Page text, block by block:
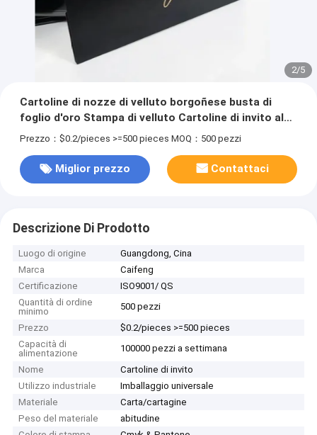
3/5
Cartoline di nozze di velluto borgoñese busta di
foglio d'oro Stampa di velluto Cartoline di invito al
matrimonio
Prezzo：$0.2/pieces >=500 pieces MOQ：500 pezzi
Miglior prezzo Contattaci
Descrizione Di Prodotto
Luogo di origine
Guangdong, Cina
Marca
Caifeng
Certificazione
ISO9001/ QS
Quantità di ordine
minimo
500 pezzi
Prezzo
$0.2/pieces >=500 pieces
Capacità di
alimentazione
100000 pezzi a settimana
Nome
Cartoline di invito
Utilizzo industriale
Imballaggio universale
Materiale
Carta/cartagine
Peso del materiale
abitudine